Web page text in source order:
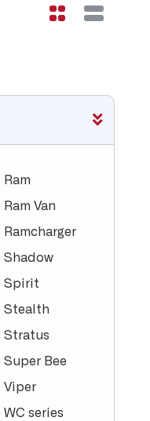
Ram
Ram Van
Ramcharger
Shadow
Spirit
Stealth
Stratus
Super Bee
Viper
WC series